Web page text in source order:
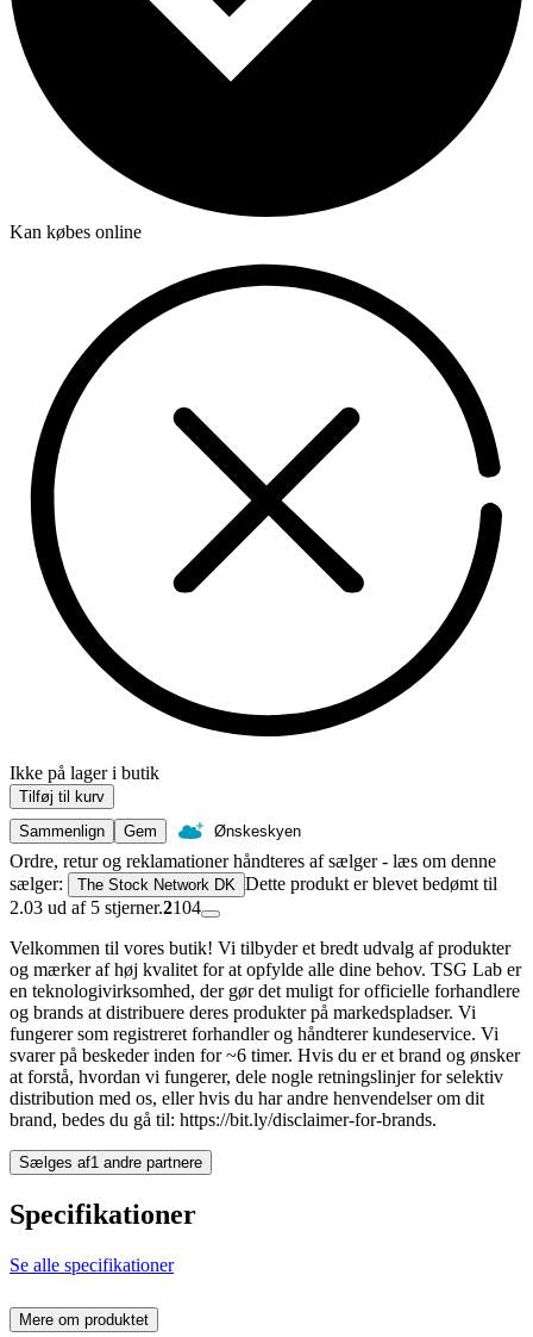
Kan købes online
Ikke på lager i butik
Tilføj til kurv
Sammenlign
Gem Ønskeskyen
Ordre, retur og reklamationer håndteres af sælger - læs om denne
sælger:
The Stock Network DK Dette produkt er blevet bedømt til
2.03 ud af 5 stjerner.2104
Velkommen til vores butik! Vi tilbyder et bredt udvalg af produkter
og mærker af høj kvalitet for at opfylde alle dine behov. TSG Lab er
en teknologivirksomhed, der gør det muligt for officielle forhandlere
og brands at distribuere deres produkter på markedspladser. Vi
fungerer som registreret forhandler og håndterer kundeservice. Vi
svarer på beskeder inden for ~6 timer. Hvis du er et brand og ønsker
at forstå, hvordan vi fungerer, dele nogle retningslinjer for selektiv
distribution med os, eller hvis du har andre henvendelser om dit
brand, bedes du gå til: https://bit.ly/disclaimer-for-brands.
Sælges af1 andre partnere
Specifikationer
Se alle specifikationer
Mere om produktet